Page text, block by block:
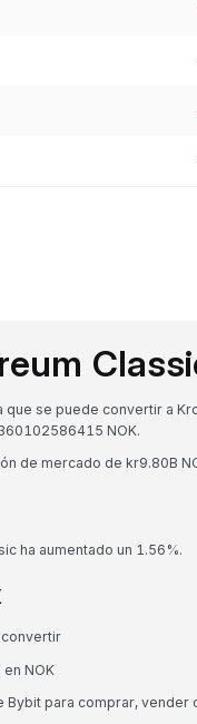
se puede convertir a
NOK.
de mercado de kr9.80B
ha aumentado un 1.56%.
convertir
NOK
para comprar, vender